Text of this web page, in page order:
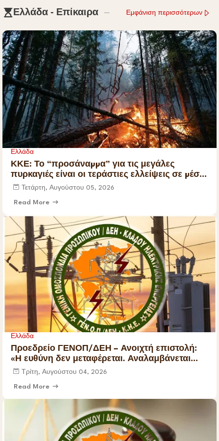
εως του
Σωτήρος
Καμενων
Βουρλων
(Μονή Αγιάς
ή Καρυάς)
Ελλάδα - Επίκαιρα Εμφάνιση περισσότερων
Ελλάδα
ΚΚΕ: Το “προσάναµµα” για τις μεγάλες
πυρκαγιές είναι οι τεράστιες ελλείψεις σε µέσα
και προσωπικό στην Πυροσβεστική και τις
Τετάρτη, Αυγούστου 05, 2026
Read More
Ελλάδα
Προεδρείο ΓΕΝΟΠ/ΔΕΗ – Ανοιχτή επιστολή:
«Η ευθύνη δεν μεταφέρεται. Αναλαμβάνεται
πριν θρηνήσουμε θύματα»
Τρίτη, Αυγούστου 04, 2026
Read More